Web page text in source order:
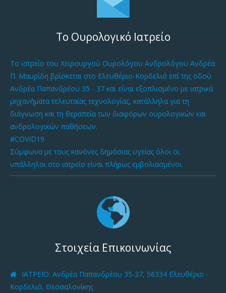
Το Ουρολογικό Ιατρείο
Το ιατρείο του Χειρουργού Ουρολόγου Ανδρολόγου Ανδρέα
Π. Μαυρίδη βρίσκεται στο Ελευθέριο-Κορδελιό επί της οδού
Ανδρέα Παπανδρέου 35 - 37 και είναι εξοπλισμένο με ιατρικά
μηχανήματα τελευταίας τεχνολογίας, κατάλληλα για τη
διάγνωση και τη θεραπεία των διαφόρων ουρολογικών και
ανδρολογικών παθήσεων.
#COVID19
Σύμφωνα με τους κανόνες δημόσιας υγείας όλοι οι
υπάλληλοι στο ιατρείο είναι πλήρως εμβολιασμένοι.
Στοιχεία Επικοινωνίας
ΙΑΤΡΕΙΟ: Ανδρέα Παπανδρέου 35-37, 56334 Ελευθέριο -
Κορδελιό, Θεσσαλονίκης